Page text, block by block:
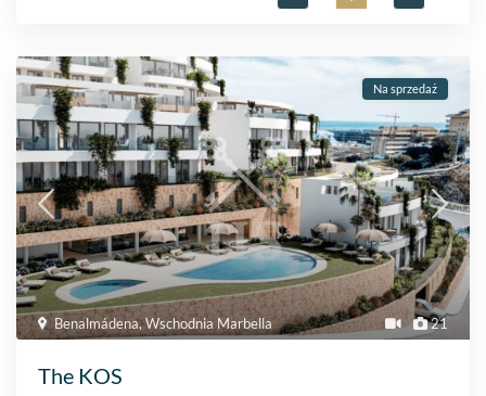
21
Benalmádena,Wschodnia Marbella
Na sprzedaż
The KOS